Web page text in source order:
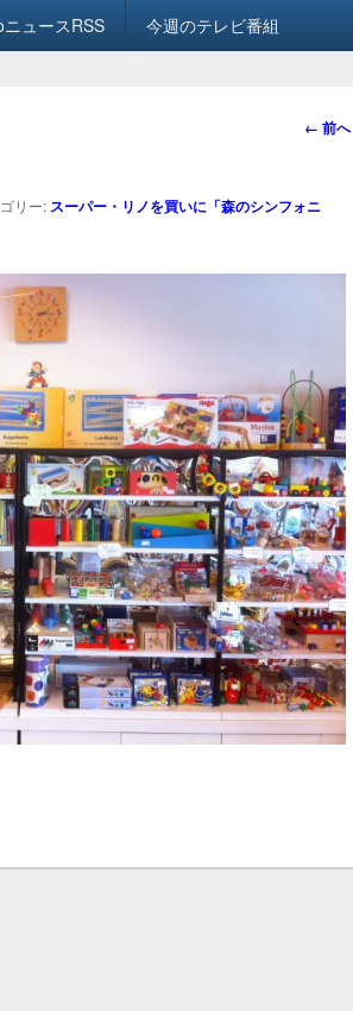
ュースRSS 今週のテレビ番組
画
ビ
シ
← 前へ
リー: スーパー・リノを買いに「森のシンフォニ